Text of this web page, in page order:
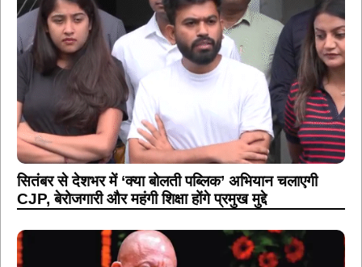
सितंबर से देशभर में ‘क्या बोलती पब्लिक’ अभियान चलाएगी
CJP, बेरोजगारी और महंगी शिक्षा होंगे प्रमुख मुद्दे